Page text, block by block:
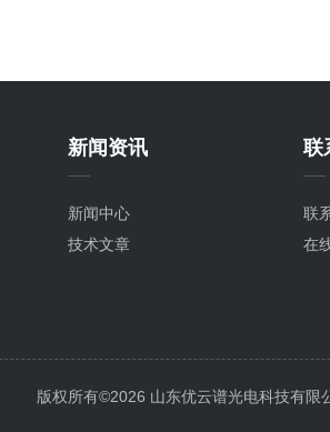
新闻资讯
新闻中心
技术文章
联
联
在
版权所有©2026 山东优云谱光电科技有